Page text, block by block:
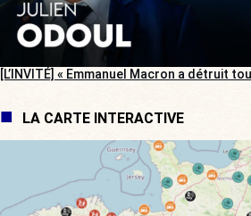
[L’INVITÉ] « Emmanuel Macron a détruit
LA CARTE INTERACTIVE